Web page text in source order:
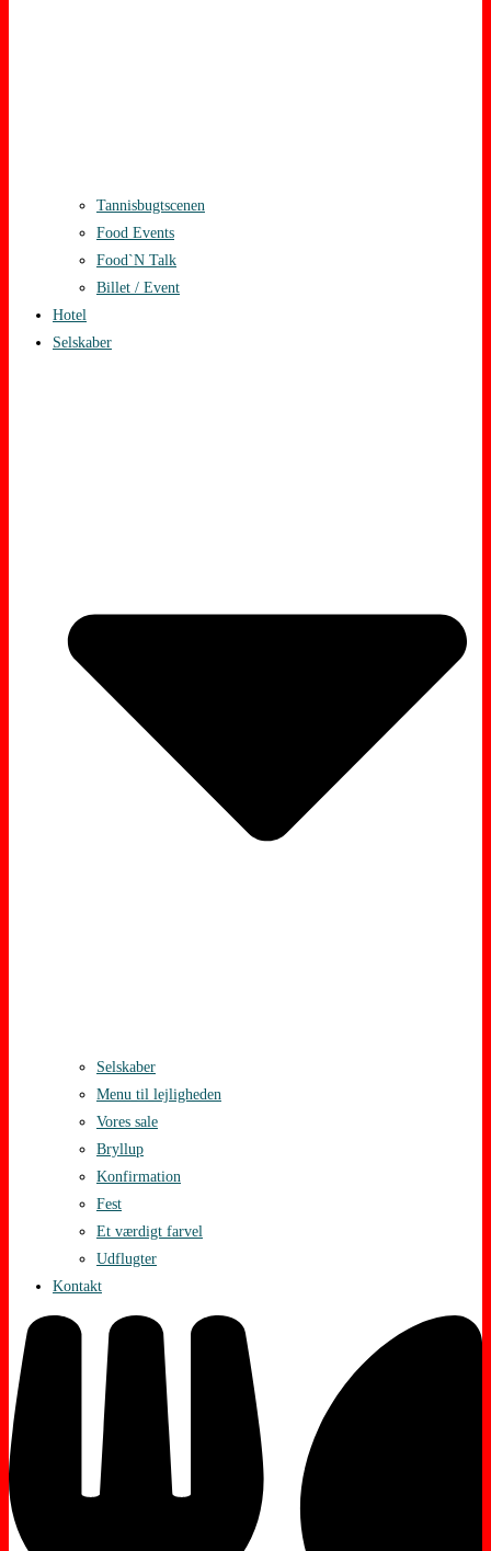
Tannisbugtscenen
Food Events
Food`N Talk
Billet / Event
Hotel
Selskaber
Selskaber
Menu til lejligheden
Vores sale
Bryllup
Konfirmation
Fest
Et værdigt farvel
Udflugter
Kontakt